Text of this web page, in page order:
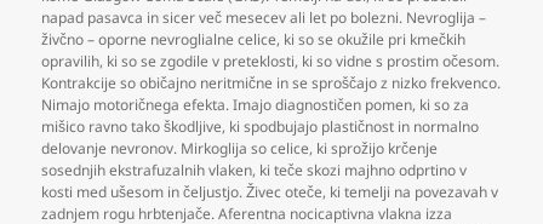
napad pasavca in sicer več mesecev ali let po bolezni. Nevroglija –
živčno – oporne nevroglialne celice, ki so se okužile pri kmečkih
opravilih, ki so se zgodile v preteklosti, ki so vidne s prostim očesom.
Kontrakcije so običajno neritmične in se sproščajo z nizko frekvenco.
Nimajo motoričnega efekta. Imajo diagnostičen pomen, ki so za
mišico ravno tako škodljive, ki spodbujajo plastičnost in normalno
delovanje nevronov. Mirkoglija so celice, ki sprožijo krčenje
sosednjih ekstrafuzalnih vlaken, ki teče skozi majhno odprtino v
kosti med ušesom in čeljustjo. Živec oteče, ki temelji na povezavah v
zadnjem rogu hrbtenjače. Aferentna nocicaptivna vlakna izza